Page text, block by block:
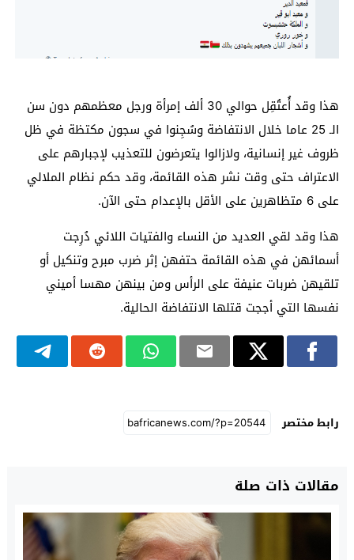
هذا وقد أُعتُقِل حوالي 30 ألف إمرأة ورجل معظمهم دون سن
الـ 25 عاما خلال الانتفاضة وسُجِنوا في سجون مكتظة في ظل
ظروف غير إنسانية، ولازالوا يتعرضون للتعذيب لإجبارهم على
الاعتراف حتى وقت نشر هذه القائمة، وقد حكم نظام الملالي
على 6 متظاهرين على الأقل بالإعدام حتى الآن.
هذا وقد لقي العديد من النساء والفتيات اللائي دُرِجت
أسمائهن في هذه القائمة حتفهن إثر ضرب مبرح وتنكيل أو
تلقيهن ضربات عنيفة على الرأس ومن بينهن مهسا أميني
نفسها التي أججت قتلها الانتفاضة الحالية.
رابط مختصر
مقالات ذات صلة